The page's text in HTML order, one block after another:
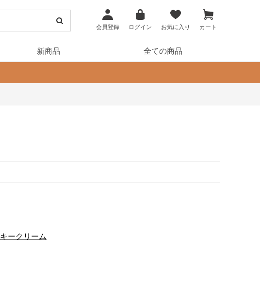
会員登録 ログイン お気に入り カート
新商品 全ての商品
ークリーム